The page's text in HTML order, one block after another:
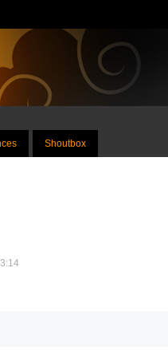
Shoutbox